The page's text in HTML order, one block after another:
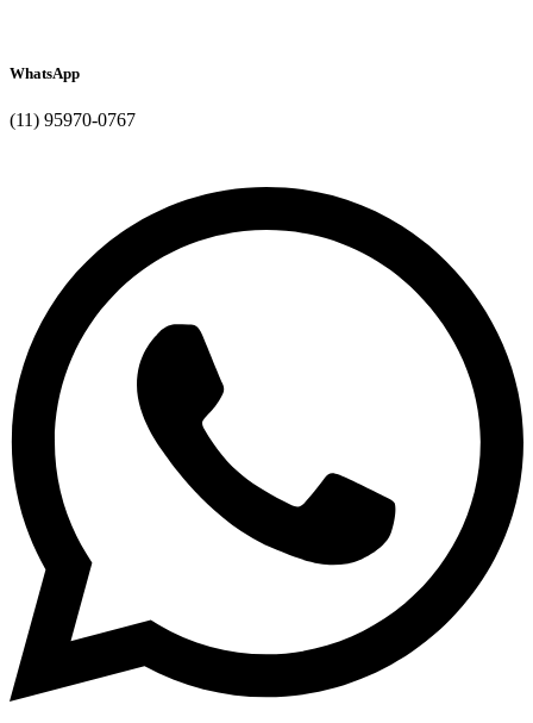
WhatsApp
(11) 95970-0767